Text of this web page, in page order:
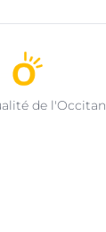
de